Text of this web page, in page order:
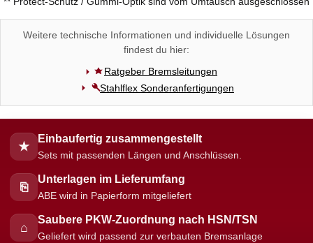
Weitere technische Informationen und individuelle Lösungen
findest du hier:
Ratgeber Bremsleitungen
Stahlflex Sonderanfertigungen
★
Einbaufertig zusammengestellt
Sets mit passenden Längen und Anschlüssen.
⎘
Unterlagen im Lieferumfang
ABE wird in Papierform mitgeliefert
⌂
Saubere PKW-Zuordnung nach HSN/TSN
Geliefert wird passend zur verbauten Bremsanlage